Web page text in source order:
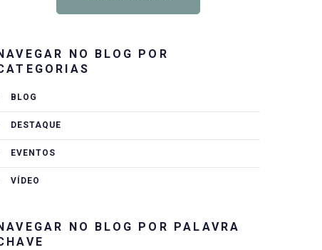
NO BLOG POR
BLOG
DESTAQUE
EVENTOS
VÍDEO
NO BLOG POR PALAVRA